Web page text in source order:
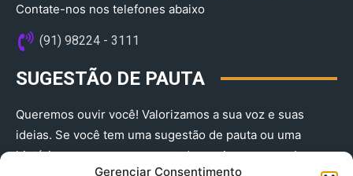
Gerenciar Consentimento
Contate-nos nos telefones abaixo
(91) 98224 - 3111
SUGESTÃO DE PAUTA
Queremos ouvir você! Valorizamos a sua voz e suas
ideias. Se você tem uma sugestão de pauta ou uma
história que merece ser contada, envie-nos agora!